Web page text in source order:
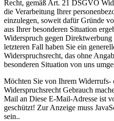
Recht, gemäß Art. 21 DSGVO
die Verarbeitung Ihrer
einzulegen, soweit dafür Gründe
aus Ihrer besonderen Situation
Widerspruch gegen
letzteren Fall haben Sie ein
Widerspruchsrecht, das ohne
besonderen Situation von uns
Möchten Sie von Ihrem Widerrufs-
Widerspruchsrecht Gebrauch
Mail an Diese E-Mail-Adresse ist
geschützt! Zur Anzeige muss
sein..